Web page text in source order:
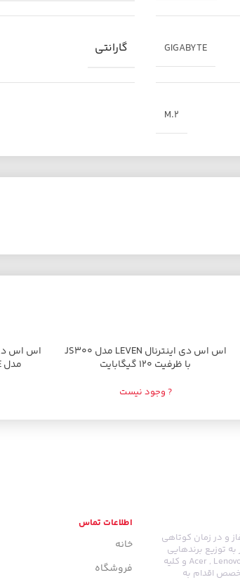
GIGABYTE گارانتی
M.2
اتمام موجودی
اس اس دی اینترنال LEVEN مدل JS300
با ظرفیت 120 گیگابایت
? وجود نیست
اتمام
مدل ADDLINK S70 M2 NVME
آغاز و در زمان کوتاهی
توزیع برندهایی
نظیر : Acer , Lenovo , Asus , MSI , HP , Dell , SanDisk , Samsung , LG , Gigabyte , Green , Cooler Master , Crucial و کلیه
اقدام به
اطلاعات تماس
خانه
فروشگاه